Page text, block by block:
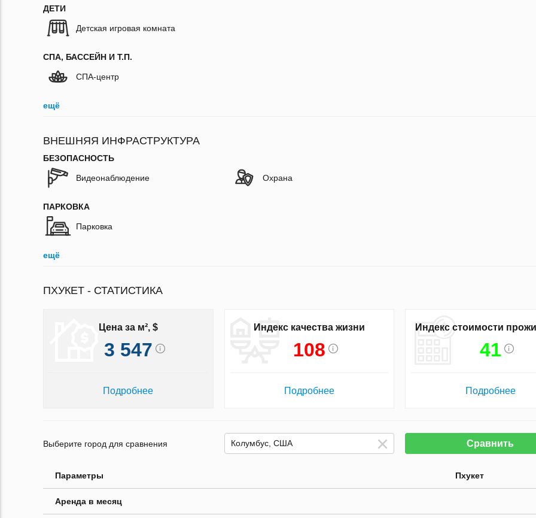
ДЕТИ
Детская игровая комната
СПА, БАССЕЙН И Т.П.
СПА-центр
ещё
ВНЕШНЯЯ ИНФРАСТРУКТУРА
БЕЗОПАСНОСТЬ
Видеонаблюдение Охрана
ПАРКОВКА
Парковка
ещё
ПХУКЕТ - СТАТИСТИКА
Цена за м², $
3 547
Подробнее
Индекс качества жизни
108
Подробнее
Индекс стоимости
41
Подробнее
Выберите город для сравнения Сравнить
Параметры Пхукет
Аренда в месяц